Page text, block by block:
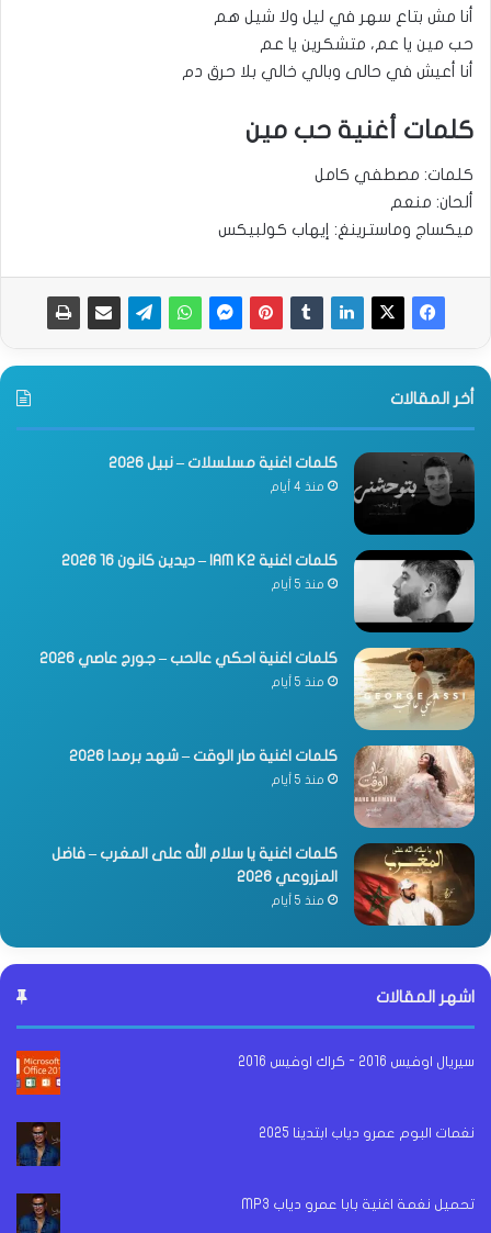
أنا مش بتاع سهر في ليل ولا شيل هم
حب مين يا عم، متشكرين يا عم
أنا أعيش في حالى وبالي خالي بلا حرق دم
كلمات أغنية حب مين
كلمات: مصطفي كامل
ألحان: منعم
ميكساج وماسترينغ: إيهاب كولبيكس
أخر المقالات
كلمات اغنية مسلسلات – نبيل 2026
منذ 4 أيام
كلمات اغنية IAM K2 – ديدين كانون 16 2026
منذ 5 أيام
كلمات اغنية احكي عالحب – جورج عاصي 2026
منذ 5 أيام
كلمات اغنية صار الوقت – شهد برمدا 2026
منذ 5 أيام
كلمات اغنية يا سلام الله على المغرب – فاضل
المزروعي 2026
منذ 5 أيام
اشهر المقالات
سيريال اوفيس 2016 - كراك اوفيس 2016
نغمات البوم عمرو دياب ابتدينا 2025
تحميل نغمة اغنية بابا عمرو دياب MP3